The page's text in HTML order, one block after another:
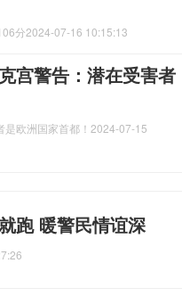
分2024-07-16 10:15:13
宫警告：潜在受害者
欧洲国家首都！ 2024-07-15
跑 暖警民情谊深